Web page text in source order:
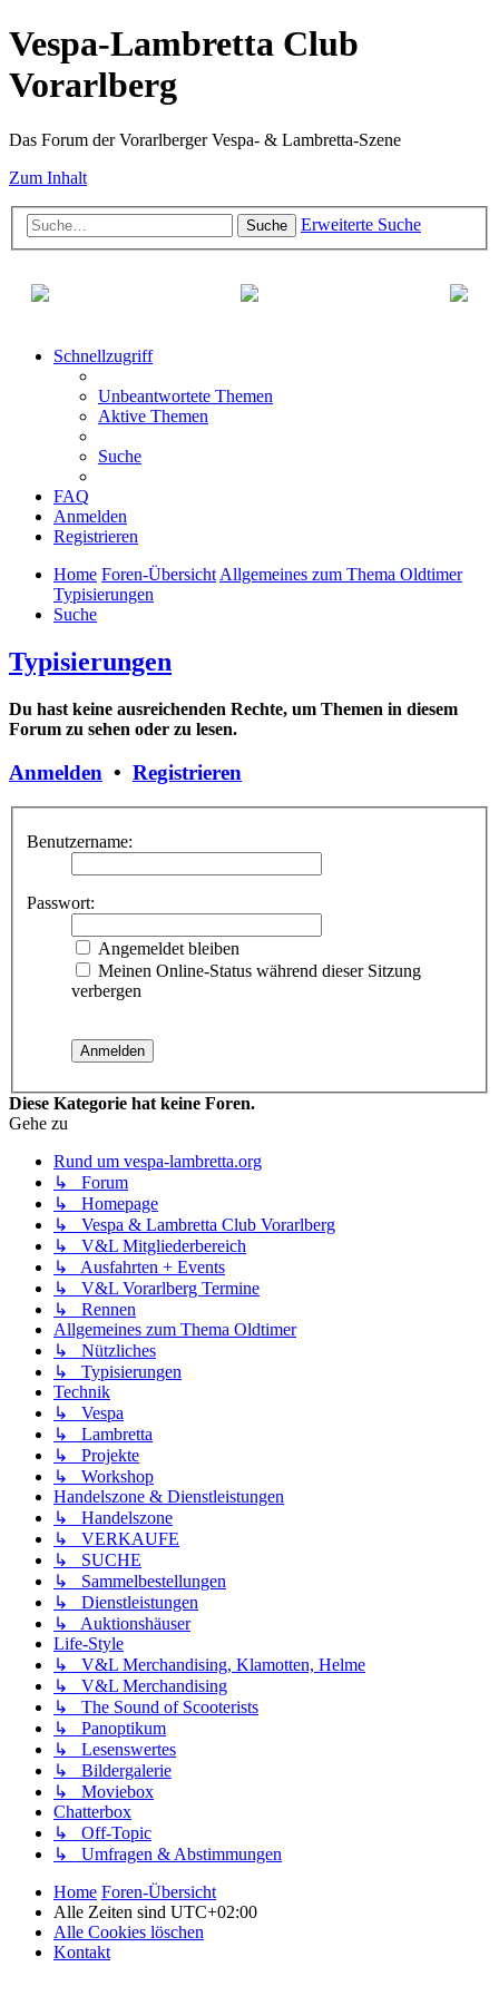
Vespa-Lambretta Club
Vorarlberg
Das Forum der Vorarlberger Vespa- & Lambretta-Szene
Zum Inhalt
Suche Erweiterte Suche
Schnellzugriff
Unbeantwortete Themen
Aktive Themen
Suche
FAQ
Anmelden
Registrieren
Home Foren-ÜbersichtAllgemeines zum Thema Oldtimer
Typisierungen
Suche
Typisierungen
Du hast keine ausreichenden Rechte, um Themen in diesem
Forum zu sehen oder zu lesen.
Anmelden • Registrieren
Benutzername:
Passwort:
Angemeldet bleiben
Meinen Online-Status während dieser Sitzung
verbergen
Diese Kategorie hat keine Foren.
Gehe zu
Rund um vespa-lambretta.org
↳ Forum
↳ Homepage
↳ Vespa & Lambretta Club Vorarlberg
↳ V&L Mitgliederbereich
↳ Ausfahrten + Events
↳ V&L Vorarlberg Termine
↳ Rennen
Allgemeines zum Thema Oldtimer
↳ Nützliches
↳ Typisierungen
Technik
↳ Vespa
↳ Lambretta
↳ Projekte
↳ Workshop
Handelszone & Dienstleistungen
↳ Handelszone
↳ VERKAUFE
↳ SUCHE
↳ Sammelbestellungen
↳ Dienstleistungen
↳ Auktionshäuser
Life-Style
↳ V&L Merchandising, Klamotten, Helme
↳ V&L Merchandising
↳ The Sound of Scooterists
↳ Panoptikum
↳ Lesenswertes
↳ Bildergalerie
↳ Moviebox
Chatterbox
↳ Off-Topic
↳ Umfragen & Abstimmungen
Home Foren-Übersicht
Alle Zeiten sind UTC+02:00
Alle Cookies löschen
Kontakt